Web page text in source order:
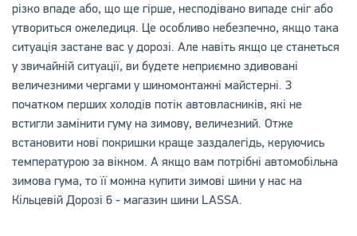
різко впаде або, що ще гірше, несподівано випаде сніг або
утвориться ожеледиця. Це особливо небезпечно, якщо така
ситуація застане вас у дорозі. Але навіть якщо це станеться
у звичайній ситуації, ви будете неприємно здивовані
величезними чергами у шиномонтажні майстерні. З
початком перших холодів потік автовласників, які не
встигли замінити гуму на зимову, величезний. Отже
встановити нові покришки краще заздалегідь, керуючись
температурою за вікном. А якщо вам потрібні автомобільна
зимова гума, то її можна купити зимові шини у нас на
Кільцевій Дорозі 6 - магазин шини LASSA.